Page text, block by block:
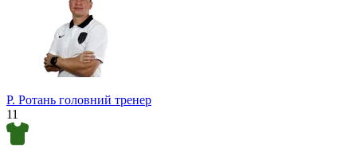
Турнір прогнозистів
Р. Ротань головний тренер
11